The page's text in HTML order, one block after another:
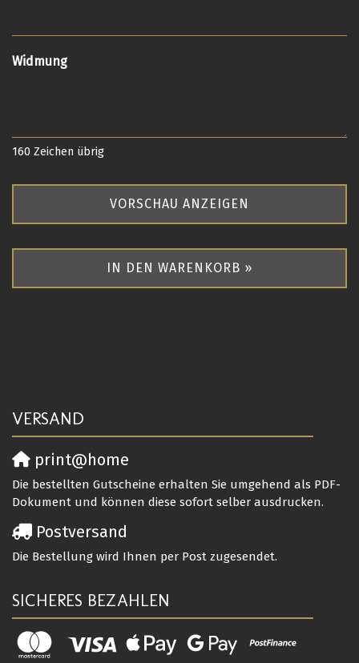
Widmung
160 Zeichen übrig
VORSCHAU ANZEIGEN
IN DEN WARENKORB »
VERSAND
print@home
Die bestellten Gutscheine erhalten Sie umgehend als PDF-
Dokument und können diese sofort selber ausdrucken.
Postversand
Die Bestellung wird Ihnen per Post zugesendet.
SICHERES BEZAHLEN